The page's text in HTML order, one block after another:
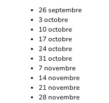
26 septembre
3 octobre
10 octobre
17 octobre
24 octobre
31 octobre
7 novembre
14 novembre
21 novembre
28 novembre